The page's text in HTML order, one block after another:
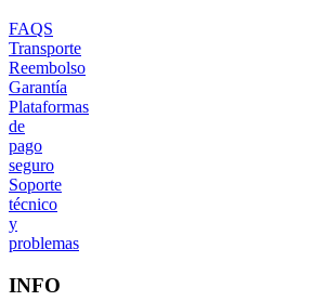
FAQS
Transporte
Reembolso
Garantía
Plataformas
de
pago
seguro
Soporte
técnico
y
problemas
INFO